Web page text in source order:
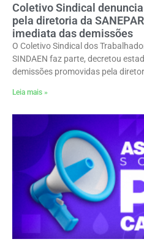
Coletivo Sindical
pela diretoria da
imediata das demissões
O Coletivo Sindical dos
SINDAEN faz parte, decretou
demissões promovidas pela
Leia mais »